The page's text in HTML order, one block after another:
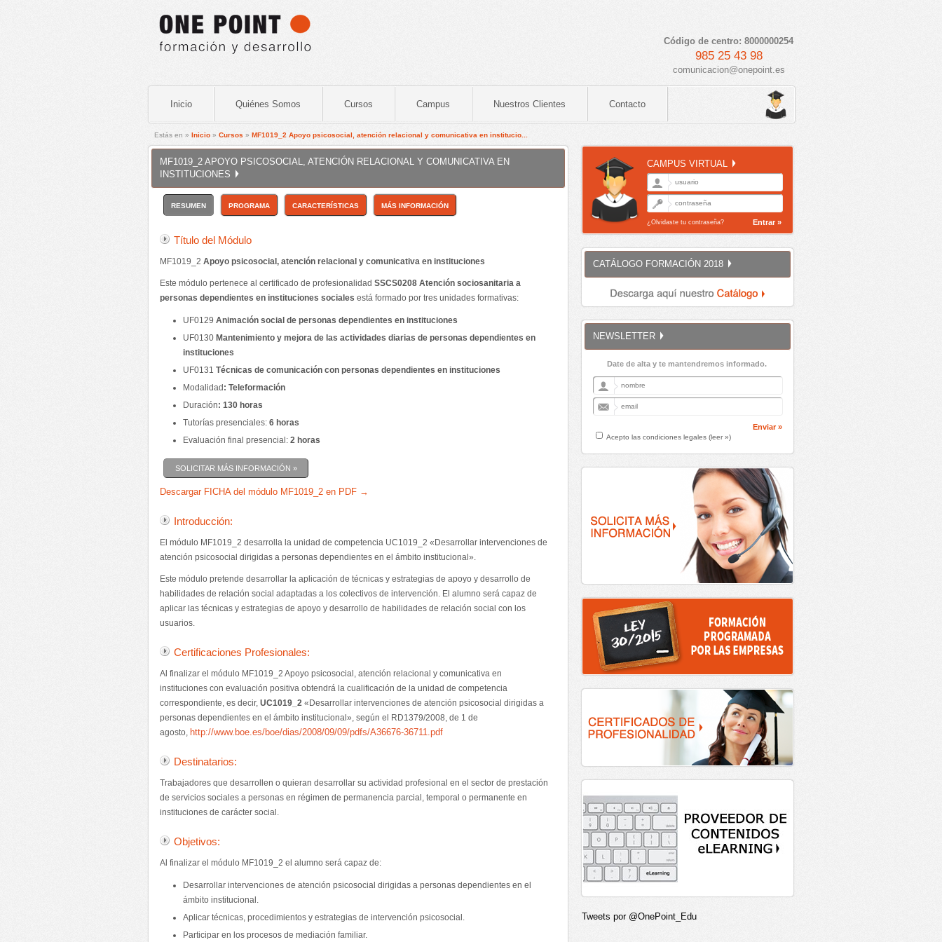
Código de centro: 8000000254
985 25 43 98
comunicacion@onepoint.es
Inicio Quiénes Somos Cursos Campus Nuestros Clientes Contacto
Estás en » Inicio » Cursos » MF1019_2 Apoyo psicosocial, atención relacional y comunicativa en institucio...
MF1019_2 APOYO PSICOSOCIAL, ATENCIÓN RELACIONAL Y COMUNICATIVA EN
INSTITUCIONES
RESUMEN PROGRAMA CARACTERÍSTICAS MÁS INFORMACIÓN
Título del Módulo
MF1019_2 Apoyo psicosocial, atención relacional y comunicativa en instituciones
Este módulo pertenece al certificado de profesionalidad SSCS0208 Atención sociosanitaria a
personas dependientes en instituciones sociales está formado por tres unidades formativas:
UF0129 Animación social de personas dependientes en instituciones
UF0130 Mantenimiento y mejora de las actividades diarias de personas dependientes en
instituciones
UF0131 Técnicas de comunicación con personas dependientes en instituciones
Modalidad : Teleformación
Duración: 130 horas
Tutorías presenciales:6 horas
Evaluación final presencial: 2 horas
SOLICITAR MÁS INFORMACIÓN »
Descargar FICHA del módulo MF1019_2 en PDF →
Introducción:
El módulo MF1019_2 desarrolla la unidad de competencia UC1019_2 «Desarrollar intervenciones de
atención psicosocial dirigidas a personas dependientes en el ámbito institucional».
Este módulo pretende desarrollar la aplicación de técnicas y estrategias de apoyo y desarrollo de
habilidades de relación social adaptadas a los colectivos de intervención. El alumno será capaz de
aplicar las técnicas y estrategias de apoyo y desarrollo de habilidades de relación social con los
usuarios.
Certificaciones Profesionales:
Al finalizar el módulo MF1019_2 Apoyo psicosocial, atención relacional y comunicativa en
instituciones con evaluación positiva obtendrá la cualificación de la unidad de competencia
correspondiente, es decir, UC1019_2 «Desarrollar intervenciones de atención psicosocial dirigidas a
personas dependientes en el ámbito institucional», según el RD1379/2008, de 1 de
agosto, http://www.boe.es/boe/dias/2008/09/09/pdfs/A36676-36711.pdf
Destinatarios:
Trabajadores que desarrollen o quieran desarrollar su actividad profesional en el sector de prestación
de servicios sociales a personas en régimen de permanencia parcial, temporal o permanente en
instituciones de carácter social.
Objetivos:
Al finalizar el módulo MF1019_2 el alumno será capaz de:
Desarrollar intervenciones de atención psicosocial dirigidas a personas dependientes en el
ámbito institucional.
Aplicar técnicas, procedimientos y estrategias de intervención psicosocial.
Participar en los procesos de mediación familiar.
CAMPUS VIRTUAL
¿Olvidaste tu contraseña? Entrar »
CATÁLOGO FORMACIÓN 2018
NEWSLETTER
Date de alta y te mantendremos informado.
Enviar »
Acepto las condiciones legales (leer »)
Tweets por @OnePoint_Edu